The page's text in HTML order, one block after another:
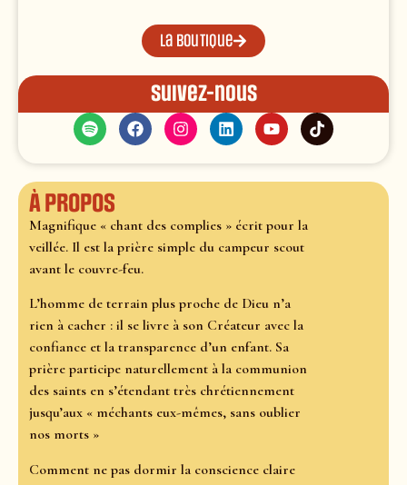
La boutique
Suivez-nous
À propos
Magnifique « chant des complies » écrit pour la
veillée. Il est la prière simple du campeur scout
avant le couvre-feu.
L’homme de terrain plus proche de Dieu n’a
rien à cacher : il se livre à son Créateur avec la
confiance et la transparence d’un enfant. Sa
prière participe naturellement à la communion
des saints en s’étendant très chrétiennement
jusqu’aux « méchants eux-mêmes, sans oublier
nos morts »
Comment ne pas dormir la conscience claire